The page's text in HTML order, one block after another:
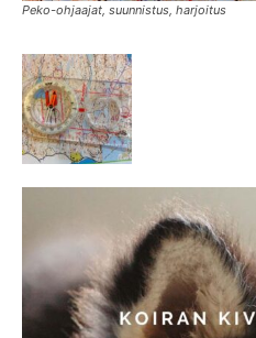
Peko-ohjaajat, suunnistus, harjoitus